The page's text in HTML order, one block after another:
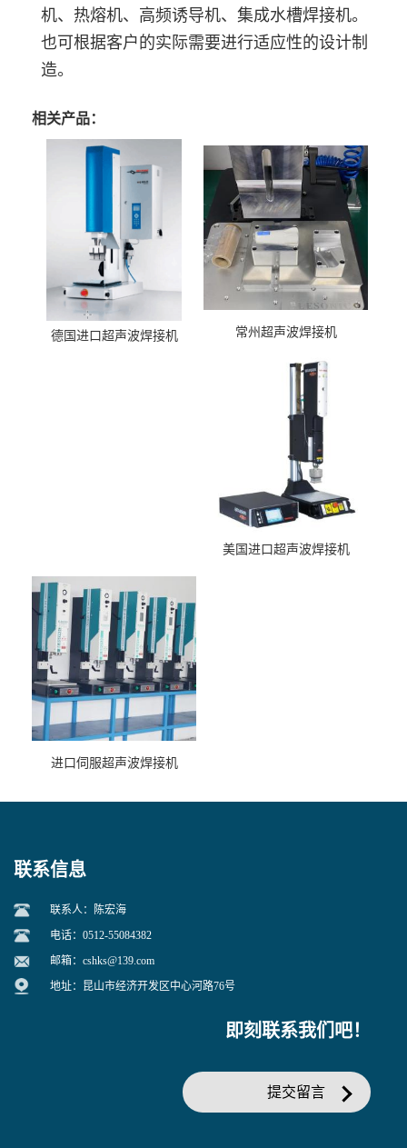
机、热熔机、高频诱导机、集成水槽焊接机。
也可根据客户的实际需要进行适应性的设计制
造。
相关产品：
德国进口超声波焊接机 常州超声波焊接机
美国进口超声波焊接机
进口伺服超声波焊接机
联系信息
联系人：陈宏海
电话：0512-55084382
邮箱： cshks@139.com
地址：昆山市经济开发区中心河路76号
即刻联系我们吧！
提交留言